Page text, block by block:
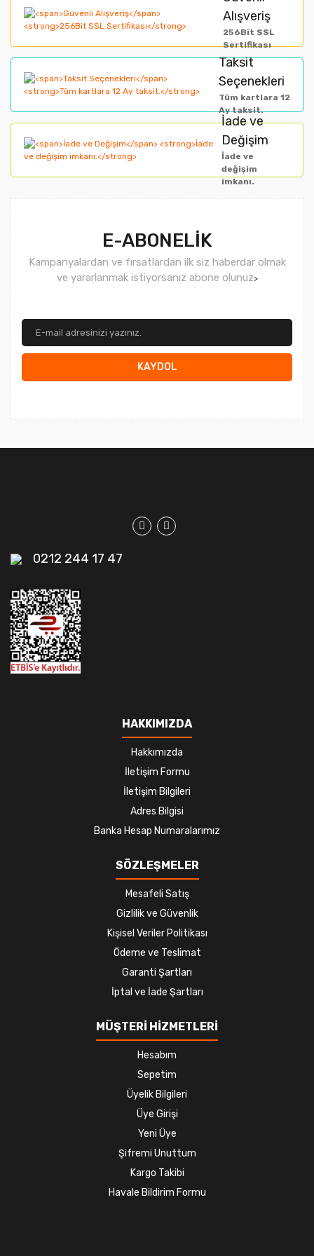
Ürün açıklamasında eksik bilgiler bulunuyor.
Bu ürüne benzer farklı alternatifler olmalı.
Alışveriş
256Bit SSL
Sertifikası
Taksit
Seçenekleri
Tüm kartlara 12
Ay taksit.
İade ve
Değişim
İade ve
değişim
imkanı.
E-ABONELİK
Kampanyalardan ve fırsatlardan ilk siz haberdar olmak
ve yararlanmak istiyorsanız abone olunuz>
KAYDOL
0212 244 17 47
HAKKIMIZDA
Hakkımızda
İletişim Formu
İletişim Bilgileri
Adres Bilgisi
Banka Hesap Numaralarımız
SÖZLEŞMELER
Mesafeli Satış
Gizlilik ve Güvenlik
Kişisel Veriler Politikası
Ödeme ve Teslimat
Garanti Şartları
İptal ve İade Şartları
MÜŞTERİ HİZMETLERİ
Hesabım
Sepetim
Üyelik Bilgileri
Üye Girişi
Yeni Üye
Şifremi Unuttum
Kargo Takibi
Havale Bildirim Formu